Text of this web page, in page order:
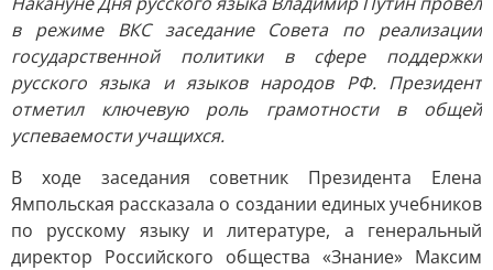
в режиме ВКС заседание Совета по реализации
государственной политики в сфере поддержки
русского языка и языков народов РФ. Президент
отметил ключевую роль грамотности в общей
успеваемости учащихся.
В ходе заседания советник Президента Елена
Ямпольская рассказала о создании единых учебников
по русскому языку и литературе, а генеральный
директор Российского общества «Знание» Максим